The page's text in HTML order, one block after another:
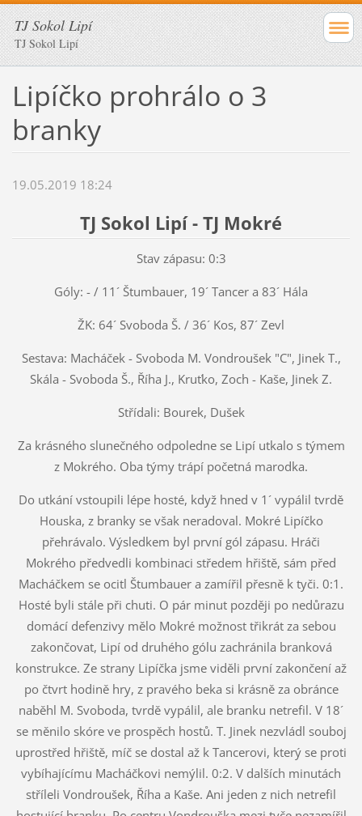
TJ Sokol Lipí
TJ Sokol Lipí
Lipíčko prohrálo o 3
branky
19.05.2019 18:24
TJ Sokol Lipí - TJ Mokré
Stav zápasu: 0:3
Góly: - / 11´ Štumbauer, 19´ Tancer a 83´ Hála
ŽK: 64´ Svoboda Š. / 36´ Kos, 87´ Zevl
Sestava: Macháček - Svoboda M. Vondroušek "C", Jinek T.,
Skála - Svoboda Š., Říha J., Kruťko, Zoch - Kaše, Jinek Z.
Střídali: Bourek, Dušek
Za krásného slunečného odpoledne se Lipí utkalo s týmem
z Mokrého. Oba týmy trápí početná marodka.
Do utkání vstoupili lépe hosté, když hned v 1´ vypálil tvrdě
Houska, z branky se však neradoval. Mokré Lipíčko
přehrávalo. Výsledkem byl první gól zápasu. Hráči
Mokrého předvedli kombinaci středem hřiště, sám před
Macháčkem se ocitl Štumbauer a zamířil přesně k tyči. 0:1.
Hosté byli stále při chuti. O pár minut později po nedůrazu
domácí defenzivy mělo Mokré možnost třikrát za sebou
zakončovat, Lipí od druhého gólu zachránila branková
konstrukce. Ze strany Lipíčka jsme viděli první zakončení až
po čtvrt hodině hry, z pravého beka si krásně za obránce
naběhl M. Svoboda, tvrdě vypálil, ale branku netrefil. V 18´
se měnilo skóre ve prospěch hostů. T. Jinek nezvládl souboj
uprostřed hřiště, míč se dostal až k Tancerovi, který se proti
vybíhajícímu Macháčkovi nemýlil. 0:2. V dalších minutách
stříleli Vondroušek, Říha a Kaše. Ani jeden z nich netrefil